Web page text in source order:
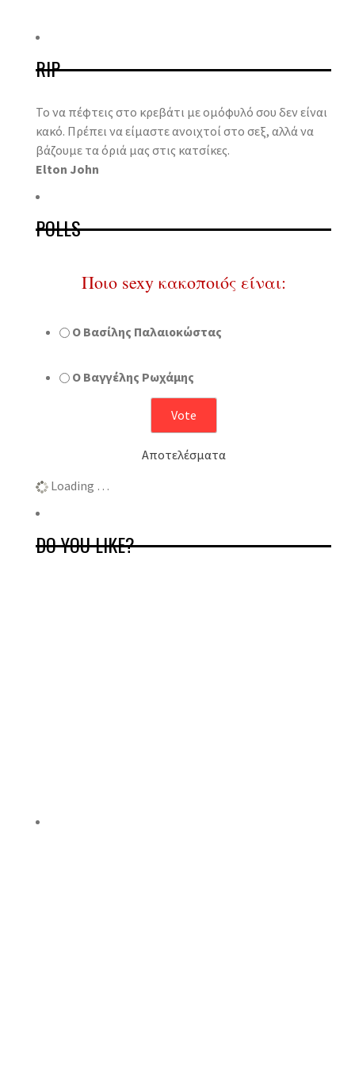
RIP
Το να πέφτεις στο κρεβάτι με ομόφυλό σου δεν είναι
κακό. Πρέπει να είμαστε ανοιχτοί στο σεξ, αλλά να
βάζουμε τα όριά μας στις κατσίκες.
Elton John
POLLS
Ποιο sexy κακοποιός είναι:
Ο Βασίλης Παλαιοκώστας
Ο Βαγγέλης Ρωχάμης
Αποτελέσματα
Loading …
DO YOU LIKE?